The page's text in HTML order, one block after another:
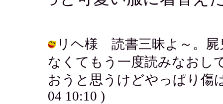
リヘ様 読書三昧よ～。屍
なくてもう一度読みなお
おうと思うけどやっぱり傷
04 10:10 )